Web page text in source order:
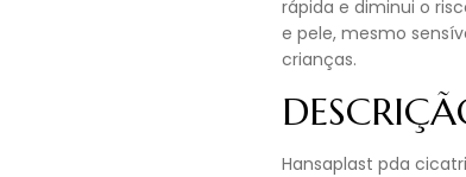
rápida e diminui o
e pele, mesmo
crianças.
Hansaplast pda